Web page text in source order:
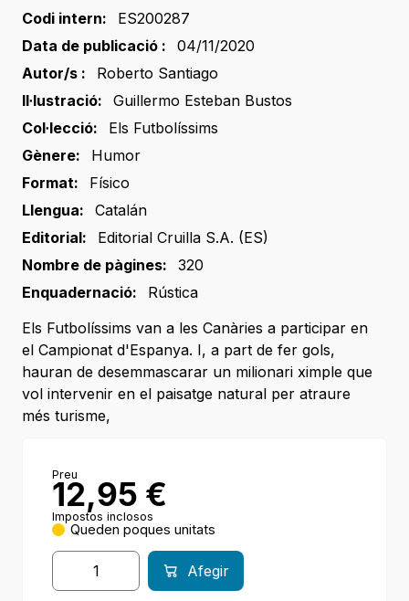
Codi intern:
ES200287
Data de publicació :
04/11/2020
Autor/s :
Roberto Santiago
Il·lustració:
Guillermo Esteban Bustos
Col·lecció:
Els Futbolíssims
Gènere:
Humor
Format:
Físico
Llengua:
Catalán
Editorial:
Editorial Cruilla S.A. (ES)
Nombre de pàgines:
320
Enquadernació:
Rústica
Els Futbolíssims van a les Canàries a participar en
el Campionat d'Espanya. I, a part de fer gols,
hauran de desemmascarar un milionari ximple que
vol intervenir en el paisatge natural per atraure
més turisme,
Preu
12,95 €
Impostos inclosos
Queden poques unitats
Afegir